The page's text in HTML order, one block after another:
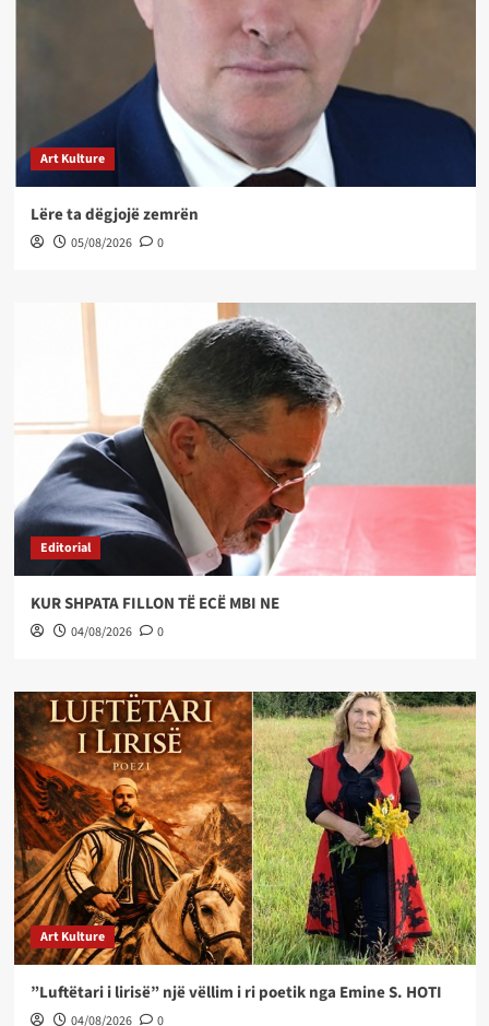
Art Kulture
Lëre ta dëgjojë zemrën
05/08/2026 0
Editorial
KUR SHPATA FILLON TË ECË MBI NE
04/08/2026 0
Art Kulture
”Luftëtari i lirisë” një vëllim i ri poetik nga Emine S. HOTI
04/08/2026 0